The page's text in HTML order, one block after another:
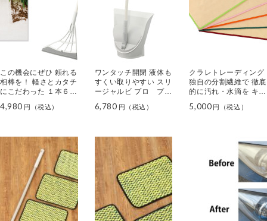
この機会にぜひ 頼れる
相棒を！ 軽さとカタチ
にこだわった １本６役
ジャルビ プロ プラス
4,980
ワンタッチ開閉 液体も
すくい取りやすい スリ
ージャルビ プロ プラ
6,780
クラレトレーディング
独自の分割繊維で 徹底
的に汚れ・水滴を キレ
ーンクロス ５枚セット
5,000